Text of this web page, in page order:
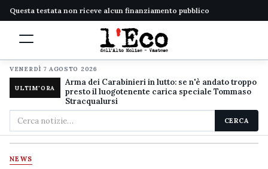
Questa testata non riceve alcun finanziamento pubblico
VENERDÌ 7 AGOSTO 2026
ULTIM'ORA
Arma dei Carabinieri in lutto: se n'è andato troppo
presto il luogotenente carica speciale Tommaso
Stracqualursi
Cerca
nel
sito
CERCA
NEWS